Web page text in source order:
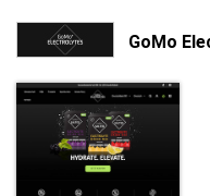
GoMo